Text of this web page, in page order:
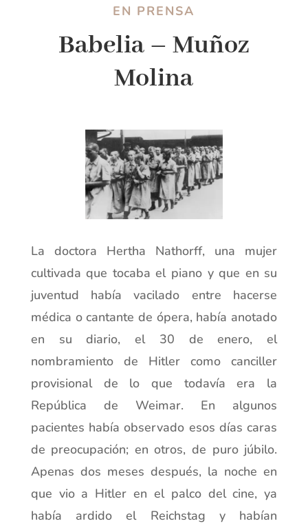
EN PRENSA
Babelia – Muñoz
Molina
La doctora Hertha Nathorff, una mujer
cultivada que tocaba el piano y que en su
juventud había vacilado entre hacerse
médica o cantante de ópera, había anotado
en su diario, el 30 de enero, el
nombramiento de Hitler como canciller
provisional de lo que todavía era la
República de Weimar. En algunos
pacientes había observado esos días caras
de preocupación; en otros, de puro júbilo.
Apenas dos meses después, la noche en
que vio a Hitler en el palco del cine, ya
había ardido el Reichstag y habían